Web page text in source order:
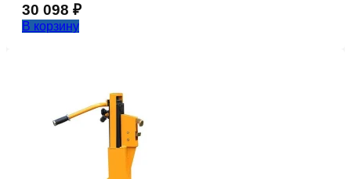
30 098 ₽
В корзину